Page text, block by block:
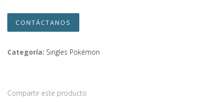
CONTÁCTANOS
Categoría: Singles Pokémon
Compartir este producto